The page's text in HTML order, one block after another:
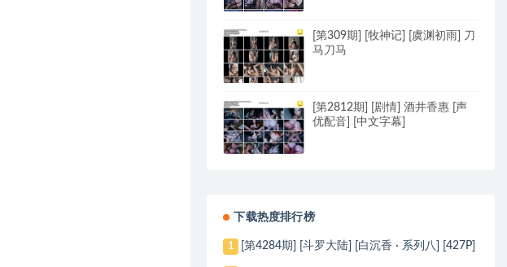
[第309期] [牧神记] [虞渊初雨] 刀
马刀马
[第2812期] [剧情] 酒井香惠 [声
优配音] [中文字幕]
下载热度排行榜
1 [第4284期] [斗罗大陆] [白沉香 · 系列八] [427P]